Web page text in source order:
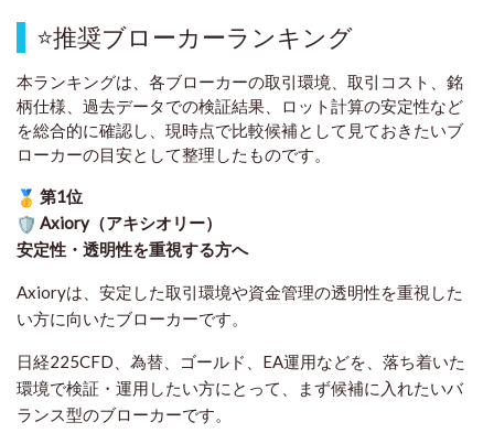
⭐推奨ブローカーランキング
本ランキングは、各ブローカーの取引環境、取引コスト、銘
柄仕様、過去データでの検証結果、ロット計算の安定性など
を総合的に確認し、現時点で比較候補として見ておきたいブ
ローカーの目安として整理したものです。
第1位
Axiory（アキシオリー）
安定性・透明性を重視する方へ
Axioryは、安定した取引環境や資金管理の透明性を重視した
い方に向いたブローカーです。
日経225CFD、為替、ゴールド、EA運用などを、落ち着いた
環境で検証・運用したい方にとって、まず候補に入れたいバ
ランス型のブローカーです。